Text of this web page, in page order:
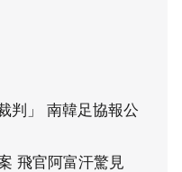
判」 南韓足協報公
飛官阿富汗驚見